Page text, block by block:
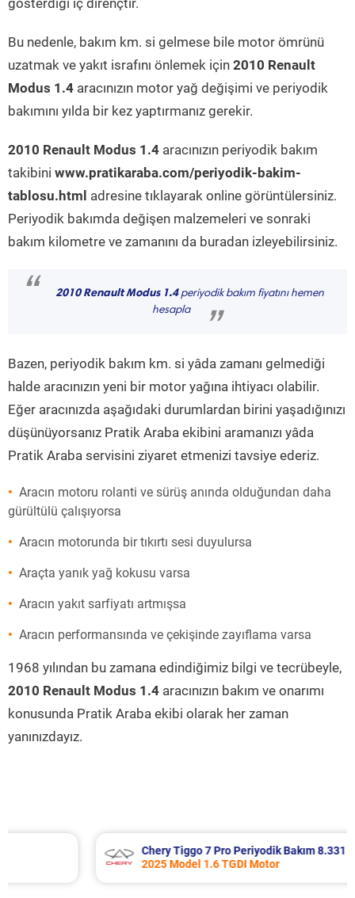
gösterdiği iç dirençtir.
Bu nedenle, bakım km. si gelmese bile motor ömrünü
uzatmak ve yakıt israfını önlemek için 2010 Renault
Modus 1.4 aracınızın motor yağ değişimi ve periyodik
bakımını yılda bir kez yaptırmanız gerekir.
2010 Renault Modus 1.4 aracınızın periyodik bakım
takibini www.pratikaraba.com/periyodik-bakim-
tablosu.html adresine tıklayarak online görüntülersiniz.
Periyodik bakımda değişen malzemeleri ve sonraki
bakım kilometre ve zamanını da buradan izleyebilirsiniz.
“ 2010 Renault Modus 1.4periyodik bakım fiyatını hemen
hesapla
”
Bazen, periyodik bakım km. si yâda zamanı gelmediği
halde aracınızın yeni bir motor yağına ihtiyacı olabilir.
Eğer aracınızda aşağıdaki durumlardan birini yaşadığınızı
düşünüyorsanız Pratik Araba ekibini aramanızı yâda
Pratik Araba servisini ziyaret etmenizi tavsiye ederiz.
Aracın motoru rolanti ve sürüş anında olduğundan daha
gürültülü çalışıyorsa
Aracın motorunda bir tıkırtı sesi duyulursa
Araçta yanık yağ kokusu varsa
Aracın yakıt sarfiyatı artmışsa
Aracın performansında ve çekişinde zayıflama varsa
1968 yılından bu zamana edindiğimiz bilgi ve tecrübeyle,
2010 Renault Modus 1.4 aracınızın bakım ve onarımı
konusunda Pratik Araba ekibi olarak her zaman
yanınızdayız.
Chery Tiggo 7 Pro Periyodik Bakım 8.331 TL
2025 Model 1.6 TGDI Motor